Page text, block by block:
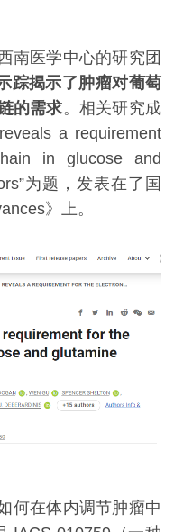
南医学中心的研究团
踪揭示了肿瘤对葡萄
的需求。相关研究成
a requirement
in glucose and
为题，发表在了国
》上。
何在体内调节肿瘤中